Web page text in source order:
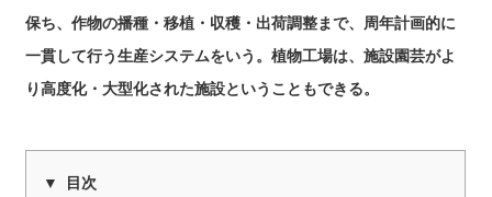
保ち、作物の播種・移植・収穫・出荷調整まで、周年計画的に
一貫して行う生産システムをいう。植物工場は、施設園芸がよ
り高度化・大型化された施設ということもできる。
目次